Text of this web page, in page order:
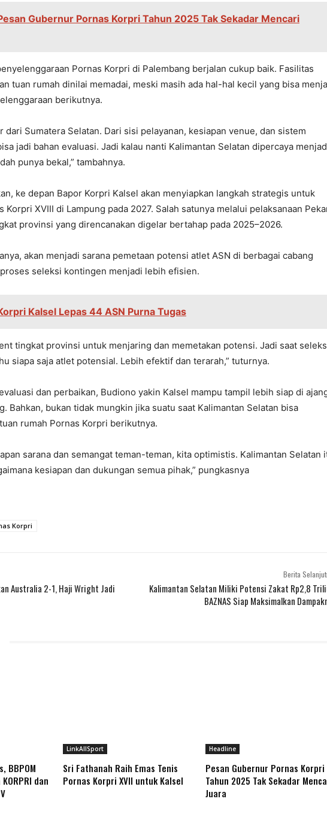
Gubernur Pornas Korpri Tahun 2025 Tak Sekadar Mencari
Pornas Korpri di Palembang berjalan cukup baik. Fasilitas
tuan rumah dinilai memadai, meski masih ada hal-hal kecil yang bisa
berikutnya.
dari Sumatera Selatan. Dari sisi pelayanan, kesiapan venue, dan sistem
jadi bahan evaluasi. Jadi kalau nanti Kalimantan Selatan dipercaya
punya bekal,” tambahnya.
ke depan Bapor Korpri Kalsel akan menyiapkan langkah strategis untuk
Korpri XVIII di Lampung pada 2027. Salah satunya melalui pelaksanaan
provinsi yang direncanakan digelar bertahap pada 2025–2026.
akan menjadi sarana pemetaan potensi atlet ASN di berbagai cabang
seleksi kontingen menjadi lebih efisien.
Kalsel Lepas 44 ASN Purna Tugas
tingkat provinsi untuk menjaring dan memetakan potensi. Jadi saat
siapa saja atlet potensial. Lebih efektif dan terarah,” tuturnya.
dan perbaikan, Budiono yakin Kalsel mampu tampil lebih siap di
Bahkan, bukan tidak mungkin jika suatu saat Kalimantan Selatan bisa
rumah Pornas Korpri berikutnya.
sarana dan semangat teman-teman, kita optimistis. Kalimantan Selatan
kesiapan dan dukungan semua pihak,” pungkasnya
Korpri
Australia 2-1, Haji Wright Jadi
Berita
Kalimantan Selatan Miliki Potensi Zakat Rp2,8
BAZNAS Siap Maksimalkan
BBPOM
dan
LinkAllSport
Sri Fathanah Raih Emas Tenis
Pornas Korpri XVII untuk Kalsel
Headline
Pesan Gubernur Pornas Korpri
Tahun 2025 Tak Sekadar
Juara